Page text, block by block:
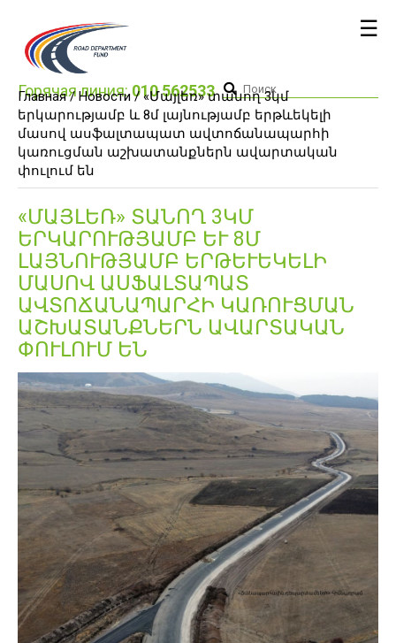
☰
Горячая линия:010 562533
Главная / Новости / «Մայլեռ» տանող 3կմ
երկարությամբ և 8մ լայնությամբ երթևեկելի
մասով ասֆալտապատ ավտոճանապարհի
կառուցման աշխատանքներն ավարտական
փուլում են
«ՄԱՅԼԵՌ» ՏԱՆՈՂ 3ԿՄ
ԵՐԿԱՐՈՒԹՅԱՄԲ ԵՒ 8Մ Լ
ԱՅՆՈՒԹՅԱՄԲ ԵՐԹԵՒԵԿԵԼԻ ՄԱ
ՍՈՎ ԱՍՖԱԼՏԱՊԱՏ ԱՎ
ՏՈՃԱՆԱՊԱՐՀԻ ԿԱՌՈՒՑՄԱՆ ԱՇ
ԽԱՏԱՆՔՆԵՐՆ ԱՎԱՐՏԱԿԱՆ ՓՈ
ՒԼՈՒՄ ԵՆ